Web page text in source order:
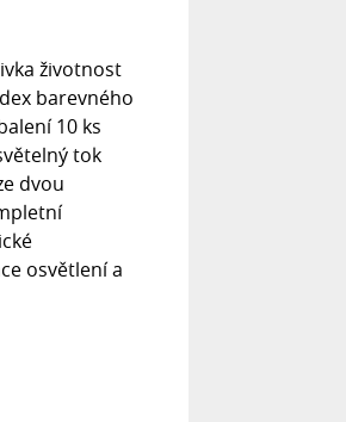
životnost
barevného
10 ks
tok
dvou
osvětlení a